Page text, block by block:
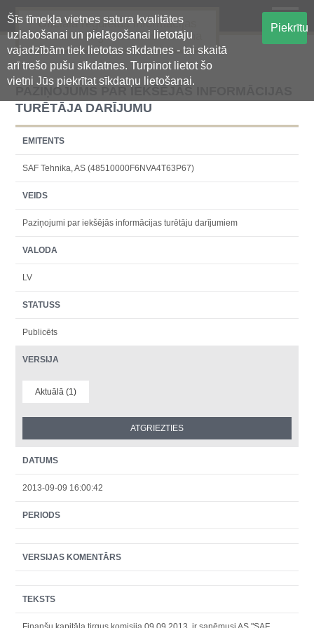
Šīs tīmekļa vietnes satura kvalitātes
uzlabošanai un pielāgošanai lietotāju
vajadzībām tiek lietotas sīkdatnes - tai skaitā
arī trešo pušu sīkdatnes. Turpinot lietot šo
vietni Jūs piekrītat sīkdatņu lietošanai.
Piekrītu
Oficiālā regulētās informācijas
centralizētā glabāšanas sistēma
PAZIŅOJUMS PAR IEKŠĒJĀS INFORMĀCIJAS
TURĒTĀJA DARĪJUMU
EMITENTS
SAF Tehnika, AS (48510000F6NVA4T63P67)
VEIDS
Paziņojumi par iekšējās informācijas turētāju darījumiem
VALODA
LV
STATUSS
Publicēts
VERSIJA
Aktuālā (1)
DATUMS
2013-09-09 16:00:42
PERIODS
VERSIJAS KOMENTĀRS
TEKSTS